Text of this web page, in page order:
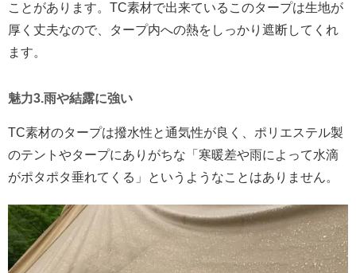
ことがあります。TC素材で出来ているこのタープは生地が
厚く丈夫なので、タープ内への熱をしっかり遮断してくれ
ます。
魅力3.雨や結露に強い
TC素材のタープは撥水性と通気性が良く、ポリエステル製
のテントやタープにありがちな「寒暖差や雨によって水滴
がポタポタ垂れてくる」というようなことはありません。